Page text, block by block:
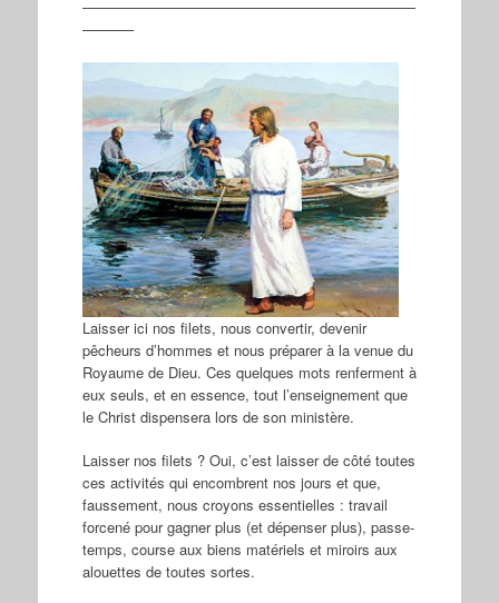
———————————————————————
———–
Laisser ici nos filets, nous convertir, devenir
pêcheurs d’hommes et nous préparer à la venue du
Royaume de Dieu. Ces quelques mots renferment à
eux seuls, et en essence, tout l’enseignement que
le Christ dispensera lors de son ministère.
Laisser nos filets ? Oui, c’est laisser de côté toutes
ces activités qui encombrent nos jours et que,
faussement, nous croyons essentielles : travail
forcené pour gagner plus (et dépenser plus), passe-
temps, course aux biens matériels et miroirs aux
alouettes de toutes sortes.